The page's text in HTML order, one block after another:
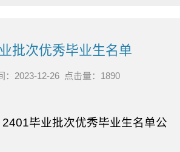
批次优秀毕业生名单
：2023-12-26 点击量： 1890
2401毕业批次优秀毕业生名单公